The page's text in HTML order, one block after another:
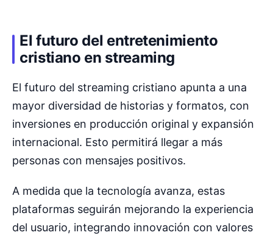
El futuro del entretenimiento
cristiano en streaming
El futuro del streaming cristiano apunta a una
mayor diversidad de historias y formatos, con
inversiones en producción original y expansión
internacional. Esto permitirá llegar a más
personas con mensajes positivos.
A medida que la tecnología avanza, estas
plataformas seguirán mejorando la experiencia
del usuario, integrando innovación con valores